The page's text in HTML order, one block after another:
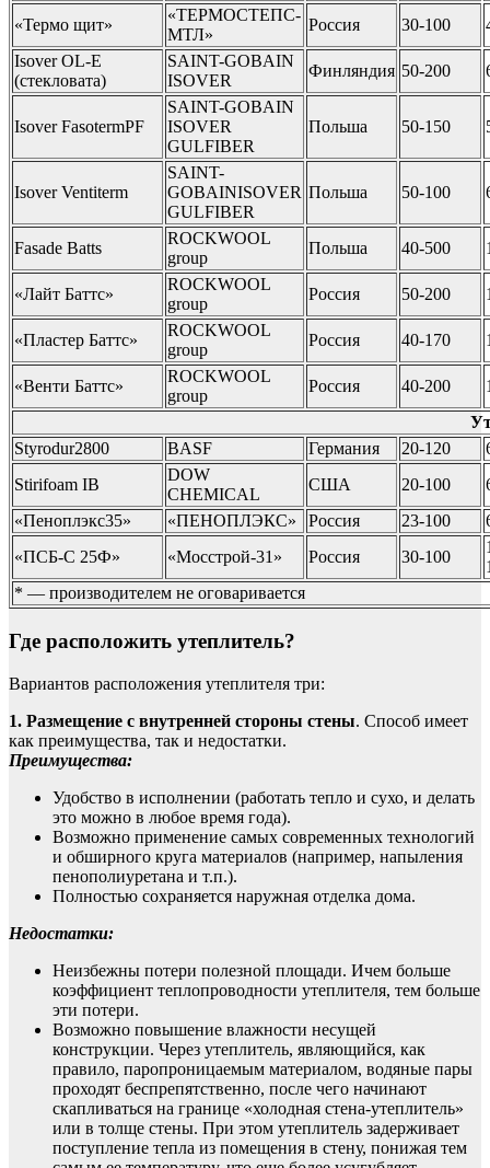
«Термо щит»
«ТЕРМОСТЕПC-
МТЛ»
Россия 30-100
Isover OL-E
(стекловата)
SAINT-GOBAIN
ISOVER
Финляндия 50-200
Isover FasotermPF
SAINT-GOBAIN
ISOVER
GULFIBER
Польша 50-150
Isover Ventiterm
SAINT-
GOBAINISOVER
GULFIBER
Польша 50-100
Fasade Batts
ROCKWOOL
group
Польша 40-500
«Лайт Баттс»
ROCKWOOL
group
Россия 50-200
«Пластер Баттс»
ROCKWOOL
group
Россия 40-170
«Венти Баттс»
ROCKWOOL
group
Россия 40-200
Styrodur2800
BASF Германия 20-120
Stirifoam IB
DOW
CHEMICAL
США 20-100
«Пеноплэкс35»
«ПЕНОПЛЭКС» Россия 23-100
«ПСБ-С 25Ф»
«Мосстрой-31» Россия 30-100
* — производителем не оговаривается
Где расположить утеплитель?
Вариантов расположения утеплителя три:
1. Размещение с внутренней стороны стены. Способ имеет
как преимущества, так и недостатки.
Преимущества:
Удобство в исполнении (работать тепло и сухо, и делать
это можно в любое время года).
Возможно применение самых современных технологий
и обширного круга материалов (например, напыления
пенополиуретана и т.п.).
Полностью сохраняется наружная отделка дома.
Недостатки:
Неизбежны потери полезной площади. Ичем больше
коэффициент теплопроводности утеплителя, тем больше
эти потери.
Возможно повышение влажности несущей
конструкции. Через утеплитель, являющийся, как
правило, паропроницаемым материалом, водяные пары
проходят беспрепятственно, после чего начинают
скапливаться на границе «холодная стена-утеплитель»
или в толще стены. При этом утеплитель задерживает
поступление тепла из помещения в стену, понижая тем